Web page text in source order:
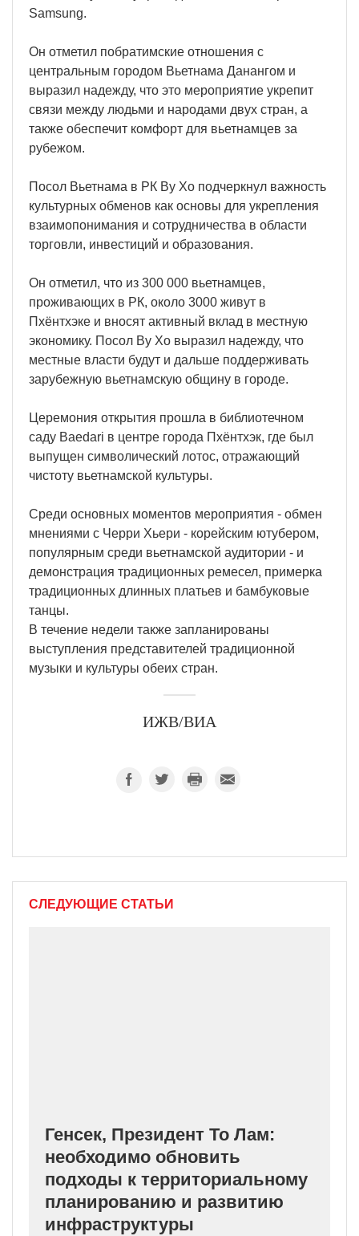
Samsung.
Он отметил побратимские отношения с
центральным городом Вьетнама Данангом и
выразил надежду, что это мероприятие укрепит
связи между людьми и народами двух стран, а
также обеспечит комфорт для вьетнамцев за
рубежом.
Посол Вьетнама в РК Ву Хо подчеркнул важность
культурных обменов как основы для укрепления
взаимопонимания и сотрудничества в области
торговли, инвестиций и образования.
Он отметил, что из 300 000 вьетнамцев,
проживающих в РК, около 3000 живут в
Пхёнтхэке и вносят активный вклад в местную
экономику. Посол Ву Хо выразил надежду, что
местные власти будут и дальше поддерживать
зарубежную вьетнамскую общину в городе.
Церемония открытия прошла в библиотечном
саду Baedari в центре города Пхёнтхэк, где был
выпущен символический лотос, отражающий
чистоту вьетнамской культуры.
Среди основных моментов мероприятия - обмен
мнениями с Черри Хьери - корейским ютубером,
популярным среди вьетнамской аудитории - и
демонстрация традиционных ремесел, примерка
традиционных длинных платьев и бамбуковые
танцы.
В течение недели также запланированы
выступления представителей традиционной
музыки и культуры обеих стран.
ИЖВ/ВИА
СЛЕДУЮЩИЕ СТАТЬИ
Генсек, Президент То Лам:
необходимо обновить
подходы к территориальному
планированию и развитию
инфраструктуры